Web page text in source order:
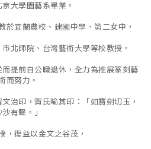
大學園藝系畢業。
於宜蘭農校、建國中學、第二女中，
北師院、台灣藝術大學等校教授。
提前自公職退休，全力為推展篆刻藝
而努力。
治印，賀氏喻其印：「如寶劍切玉，
沙有聲。」
，復益以金文之谷茂，